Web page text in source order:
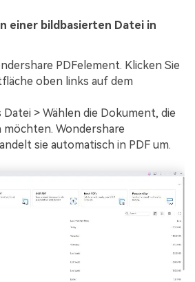
einer bildbasierten Datei in
PDFelement. Klicken Sie
oben links auf dem
Datei > Wählen die Dokument, die
möchten. Wondershare
sie automatisch in PDF um.